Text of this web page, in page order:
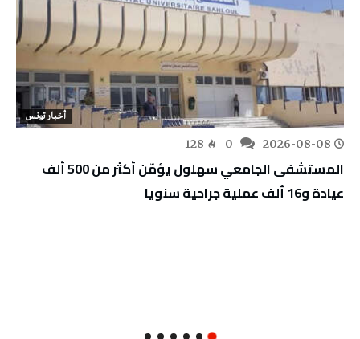
أخبار تونس
2026-08-08
128
المستشفى الجامعي سهلول يؤمّن أكثر من 500 ألف
عيادة و16 ألف عملية جراحية سنويا